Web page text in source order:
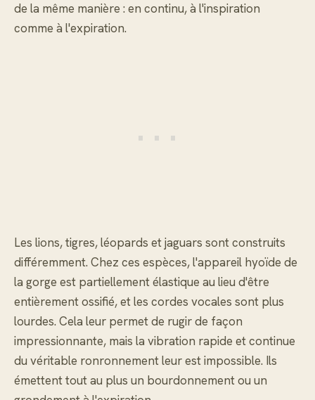
de la même manière : en continu, à l'inspiration
comme à l'expiration.
Les lions, tigres, léopards et jaguars sont construits
différemment. Chez ces espèces, l'appareil hyoïde de
la gorge est partiellement élastique au lieu d'être
entièrement ossifié, et les cordes vocales sont plus
lourdes. Cela leur permet de rugir de façon
impressionnante, mais la vibration rapide et continue
du véritable ronronnement leur est impossible. Ils
émettent tout au plus un bourdonnement ou un